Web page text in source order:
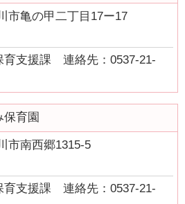
ンター事業一覧
る旨の表示にご協力ください－静岡
市亀の甲二丁目17ー17
育支援課 連絡先：0537-21-
保育園
市南西郷1315-5
育支援課 連絡先：0537-21-